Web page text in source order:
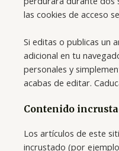
las cookies de acceso
Si editas o publicas un
adicional en tu
personales y
acabas de editar.
Contenido
Los artículos de este
incrustado (por